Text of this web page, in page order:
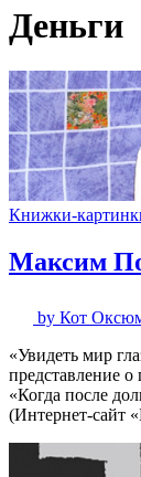
Деньги
Книжки-
Максим
by Кот
«Увидеть мир
представление
«Когда после
(Интернет-сайт